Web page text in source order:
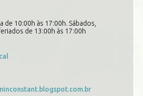
de 10:00h às 17:00h. Sábados,
de 13:00h às 17:00h